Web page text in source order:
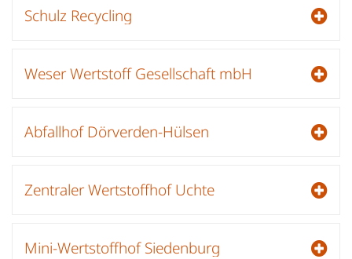
Schulz Recycling
Weser Wertstoff Gesellschaft mbH
Abfallhof Dörverden-Hülsen
Zentraler Wertstoffhof Uchte
Mini-Wertstoffhof Siedenburg